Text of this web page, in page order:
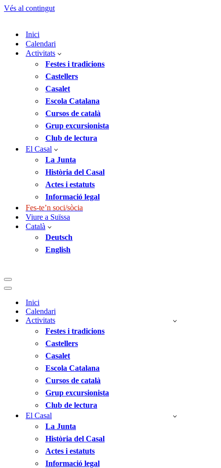
Vés al contingut
Inici
Calendari
Activitats
Festes i tradicions
Castellers
Casalet
Escola Catalana
Cursos de català
Grup excursionista
Club de lectura
El Casal
La Junta
Història del Casal
Actes i estatuts
Informació legal
Fes-te’n soci/sòcia
Viure a Suïssa
Català
Deutsch
English
Menú
de
Menú
navegació
Inici
Calendari
Activitats
Festes i tradicions
Castellers
Casalet
Escola Catalana
Cursos de català
Grup excursionista
Club de lectura
El Casal
La Junta
Història del Casal
Actes i estatuts
Informació legal